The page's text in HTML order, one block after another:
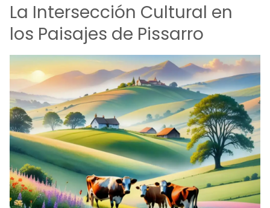
La Intersección Cultural en
los Paisajes de Pissarro